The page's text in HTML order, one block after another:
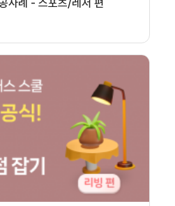
사례 - 스포츠/레저 편